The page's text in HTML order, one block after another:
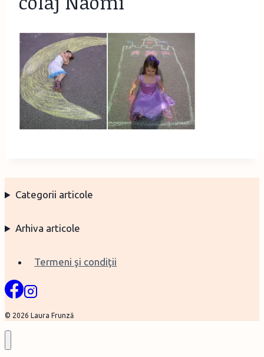
Categorii articole
Arhiva articole
Termeni şi condiţii
© 2026 Laura Frunză